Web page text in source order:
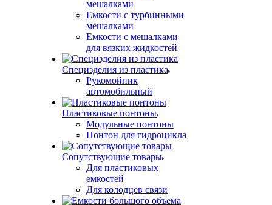
мешалками
Емкости с турбинными
мешалками
Емкости с мешалками
для вязких жидкостей
Специзделия из пластика
Рукомойник
автомобильный
Пластиковые понтоны
Модульные понтоны
Понтон для гидроцикла
Сопутствующие товары
Для пластиковых
емкостей
Для колодцев связи